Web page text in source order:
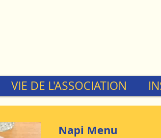
VIE DE L'ASSOCIATION
Napi Menu